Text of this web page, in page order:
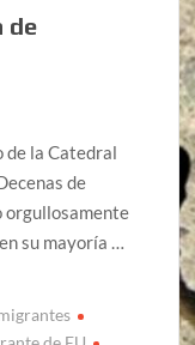
de
de la Catedral
de
orgullosamente
su mayoría …